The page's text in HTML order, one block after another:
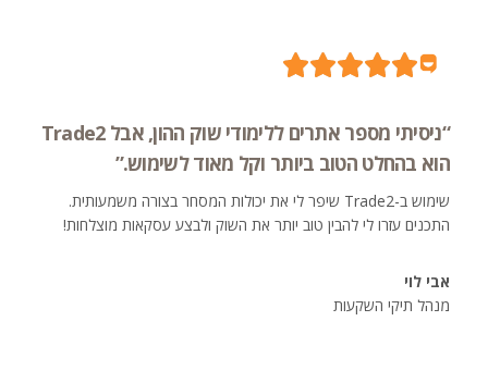
“ניסיתי מספר אתרים ללימודי שוק ההון, אבל Trade2
הוא בהחלט הטוב ביותר וקל מאוד לשימוש.”
שימוש ב-Trade2 שיפר לי את יכולות המסחר בצורה משמעותית.
התכנים עזרו לי להבין טוב יותר את השוק ולבצע עסקאות מוצלחות!
אבי לוי
מנהל תיקי השקעות